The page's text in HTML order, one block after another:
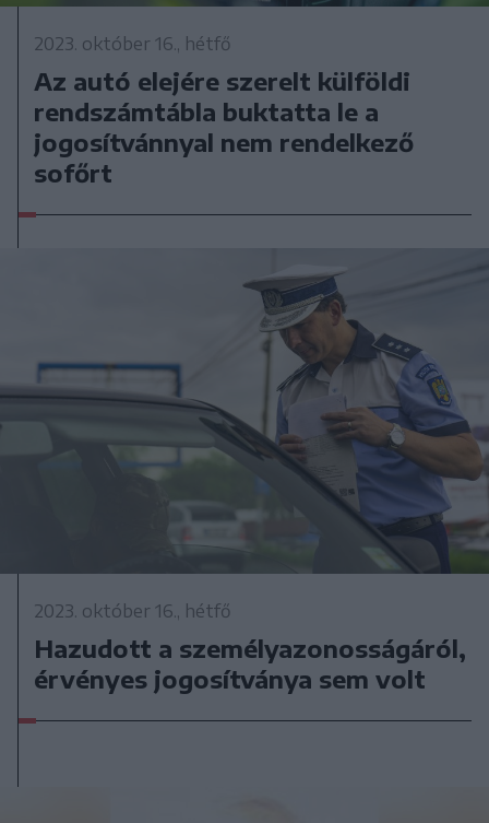
2023. október 16., hétfő
Az autó elejére szerelt külföldi
rendszámtábla buktatta le a
jogosítvánnyal nem rendelkező
sofőrt
2023. október 16., hétfő
Hazudott a személyazonosságáról,
érvényes jogosítványa sem volt